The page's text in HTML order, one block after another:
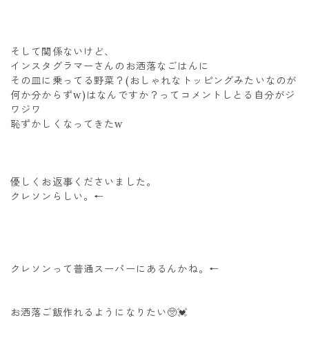
そして関係ないけど、
インスタグラマーさんのお洒落なごはんに
その皿に乗ってる野菜？(おしゃれなトッピングみたいなのが
何か分からずw)はなんですか？ってコメントしとる自分がジ
ワジワ
恥ずかしくなってきたw
優しくお返事くださいました。
クレソンらしい。←
クレソンって普通スーパーにあるんかね。←
お洒落ご飯作れるようになりたい🥺💓